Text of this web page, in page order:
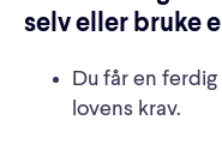
selv eller bruke
Du får en
lovens krav.